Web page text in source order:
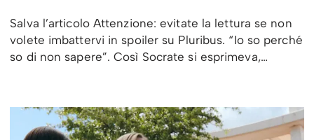
Salva l’articolo Attenzione: evitate la lettura se non
volete imbattervi in spoiler su Pluribus. “Io so perché
so di non sapere”. Così Socrate si esprimeva,…